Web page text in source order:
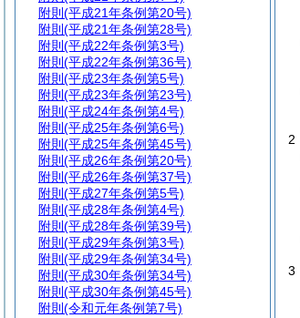
2
3
附則 (平成21年条例第20号)
附則 (平成21年条例第28号)
附則 (平成22年条例第3号)
附則 (平成22年条例第36号)
附則 (平成23年条例第5号)
附則 (平成23年条例第23号)
附則 (平成24年条例第4号)
附則 (平成25年条例第6号)
附則 (平成25年条例第45号)
附則 (平成26年条例第20号)
附則 (平成26年条例第37号)
附則 (平成27年条例第5号)
附則 (平成28年条例第4号)
附則 (平成28年条例第39号)
附則 (平成29年条例第3号)
附則 (平成29年条例第34号)
附則 (平成30年条例第34号)
附則 (平成30年条例第45号)
附則 (令和元年条例第7号)